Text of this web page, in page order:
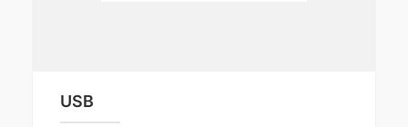
USB